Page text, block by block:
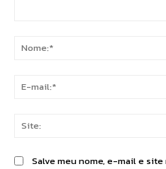
Salve meu nome, e-mail e